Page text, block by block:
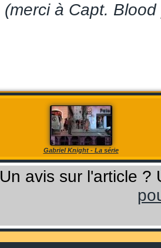
(merci à Capt.
Gabriel Knight - La série
Un avis sur l'article